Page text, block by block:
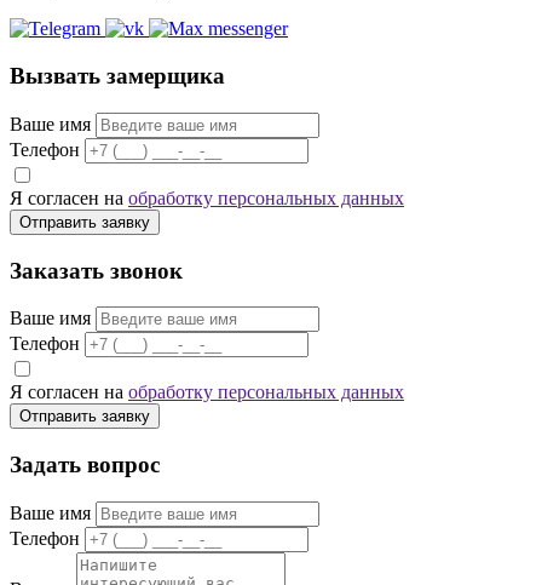
Вызвать замерщика
Ваше имя
Телефон
Я согласен на обработку персональных данных
Отправить заявку
Заказать звонок
Ваше имя
Телефон
Я согласен на обработку персональных данных
Отправить заявку
Задать вопрос
Ваше имя
Телефон